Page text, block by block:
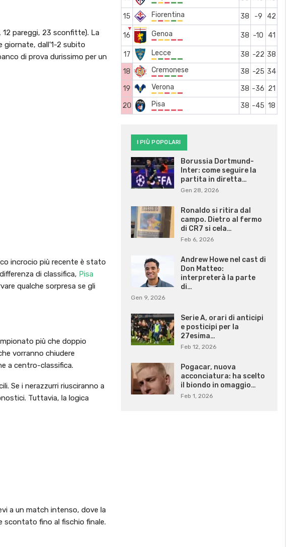
pareggi, 23 sconfitte). La
dall’1-2 subito
di prova durissimo per un
incrocio più recente è stato
di classifica, Pisa
qualche sorpresa se gli
più che doppio
vorranno chiudere
a centro-classifica.
Se i nerazzurri riusciranno a
Tuttavia, la logica
a un match intenso, dove la
scontato fino al fischio finale.
15 Fiorentina 38 -9 42
16
▼
Genoa 38 -10 41
17 Lecce 38 -22 38
18
Cremonese 38 -25 34
19
Verona 38 -36 21
20
Pisa 38 -45 18
I PIÙ POPOLARI
Borussia Dortmund-
Inter: come seguire la
partita in diretta…
Gen 28, 2026
Ronaldo si ritira dal
campo. Dietro al fermo
di CR7 si cela…
Feb 6, 2026
Andrew Howe nel cast di
Don Matteo:
interpreterà la parte
di…
Gen 9, 2026
Serie A, orari di anticipi
e posticipi per la
27esima…
Feb 12, 2026
Pogacar, nuova
acconciatura: ha scelto
il biondo in omaggio…
Feb 1, 2026